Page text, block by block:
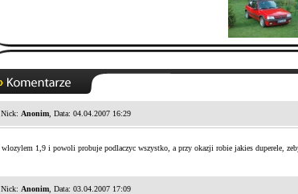
Nick: Anonim, Data: 04.04.2007 16:29
wlozylem 1,9 i powoli probuje podlaczyc wszystko, a przy okazji robie jakies duperele,
Nick: Anonim, Data: 03.04.2007 17:09